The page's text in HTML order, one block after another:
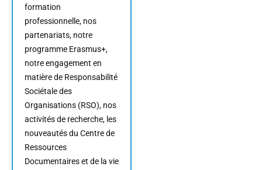
formation
professionnelle, nos
partenariats, notre
programme Erasmus+,
notre engagement en
matière de Responsabilité
Sociétale des
Organisations (RSO), nos
activités de recherche, les
nouveautés du Centre de
Ressources
Documentaires et de la vie